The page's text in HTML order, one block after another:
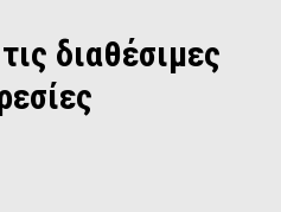
διαθέσιμες